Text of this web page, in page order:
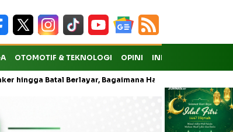
OTOMOTIF & TEKNOLOGI OPINI INDEKS
Berlayar, Bagaimana Hak Penumpang atas